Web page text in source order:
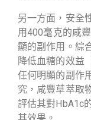
另一方面，安全
用400毫克的咸
顯的副作用。綜
降低血糖的效益
任何明顯的副作
究，咸豐草萃取
評估其對HbA1c